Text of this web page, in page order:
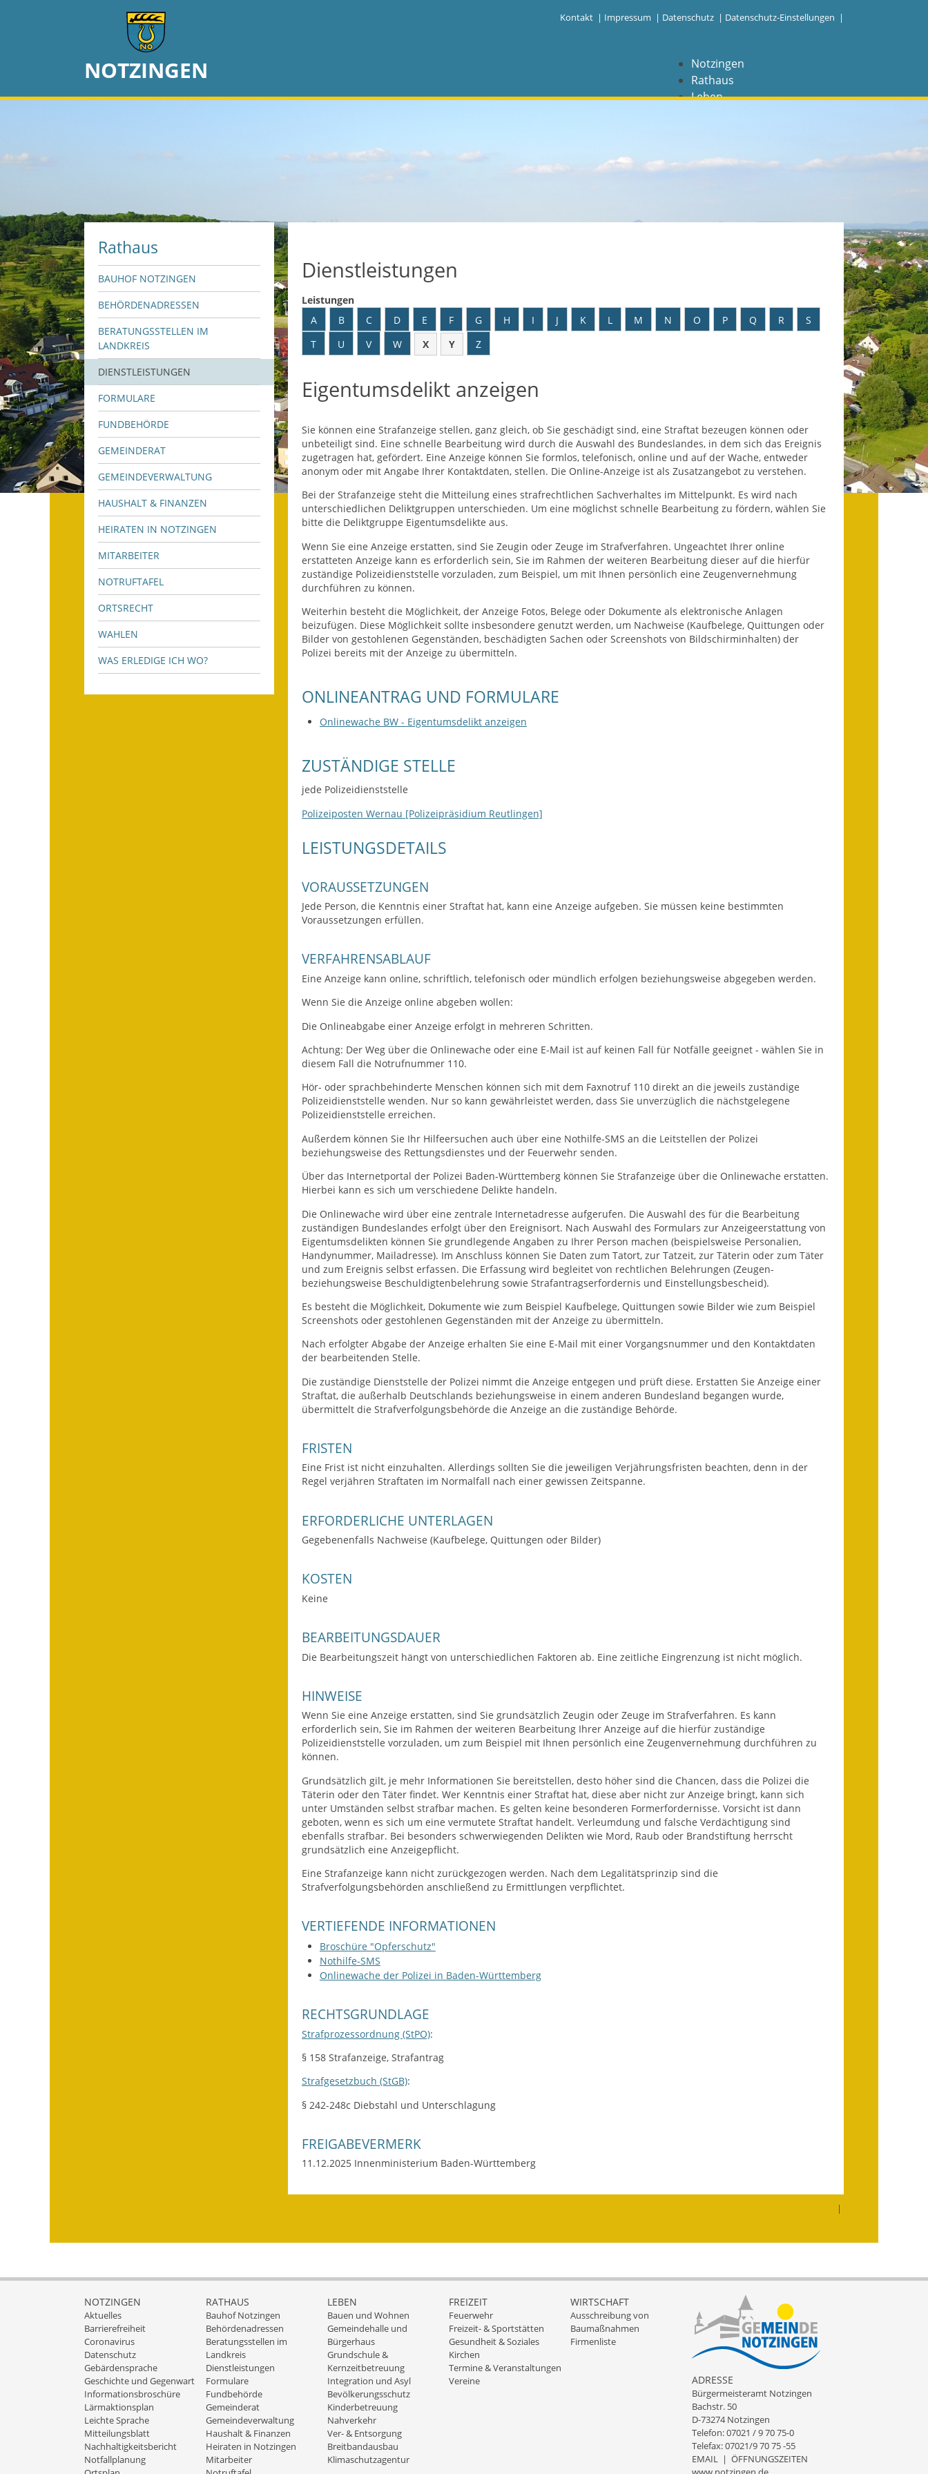
Kontakt | Impressum | Datenschutz | Datenschutz-Einstellungen |
NOTZINGEN
Notzingen
Rathaus
Leben
NAVIGATION
Datenschutz
Geschichte und
Gegenwart
Was die Alten noch
Wagner-Werkstatt
Informationsbroschüre
Lärmaktionsplan
Leichte Sprache
Infos in Leichter Sprache
Umleitungsplan
Stellenausschreibungen
Rathaus
Behördenadressen
Beratungsstellen im
Dienstleistungen
Formulare
Fundbehörde
Gemeinderat
Sitzungsberichte 2015
Sitzungsberichte 2018
Wasserversorgung
Heiraten in Notzingen
Notruftafel
Ortsrecht
Landessanierungsprogramm
Hochwassergefahrenkarte
Gemeindehalle und
Bürgerhaus
Grundschule &
Kernzeitbetreuung
Integration und Asyl
Bevölkerungsschutz
Rathaus
BAUHOF NOTZINGEN
BEHÖRDENADRESSEN
BERATUNGSSTELLEN IM
LANDKREIS
DIENSTLEISTUNGEN
FORMULARE
FUNDBEHÖRDE
GEMEINDERAT
GEMEINDEVERWALTUNG
HAUSHALT & FINANZEN
HEIRATEN IN NOTZINGEN
MITARBEITER
NOTRUFTAFEL
ORTSRECHT
WAHLEN
WAS ERLEDIGE ICH WO?
Dienstleistungen
Leistungen
A
B C D E F G H I J K L M N O P Q R
S
T
U V W X Y Z
Eigentumsdelikt anzeigen
Sie können eine Strafanzeige stellen, ganz gleich, ob Sie geschädigt sind, eine Straftat bezeugen können oder
unbeteiligt sind. Eine schnelle Bearbeitung wird durch die Auswahl des Bundeslandes, in dem sich das Ereignis
zugetragen hat, gefördert. Eine Anzeige können Sie formlos, telefonisch, online und auf der Wache, entweder
anonym oder mit Angabe Ihrer Kontaktdaten, stellen. Die Online-Anzeige ist als Zusatzangebot zu verstehen.
Bei der Strafanzeige steht die Mitteilung eines strafrechtlichen Sachverhaltes im Mittelpunkt. Es wird nach
unterschiedlichen Deliktgruppen unterschieden. Um eine möglichst schnelle Bearbeitung zu fördern, wählen Sie
bitte die Deliktgruppe Eigentumsdelikte aus.
Wenn Sie eine Anzeige erstatten, sind Sie Zeugin oder Zeuge im Strafverfahren. Ungeachtet Ihrer online
erstatteten Anzeige kann es erforderlich sein, Sie im Rahmen der weiteren Bearbeitung dieser auf die hierfür
zuständige Polizeidienststelle vorzuladen, zum Beispiel, um mit Ihnen persönlich eine Zeugenvernehmung
durchführen zu können.
Weiterhin besteht die Möglichkeit, der Anzeige Fotos, Belege oder Dokumente als elektronische Anlagen
beizufügen. Diese Möglichkeit sollte insbesondere genutzt werden, um Nachweise (Kaufbelege, Quittungen oder
Bilder von gestohlenen Gegenständen, beschädigten Sachen oder Screenshots von Bildschirminhalten) der
Polizei bereits mit der Anzeige zu übermitteln.
ONLINEANTRAG UND FORMULARE
Onlinewache BW - Eigentumsdelikt anzeigen
ZUSTÄNDIGE STELLE
jede Polizeidienststelle
Polizeiposten Wernau [Polizeipräsidium Reutlingen]
LEISTUNGSDETAILS
VORAUSSETZUNGEN
Jede Person, die Kenntnis einer Straftat hat, kann eine Anzeige aufgeben. Sie müssen keine bestimmten
Voraussetzungen erfüllen.
VERFAHRENSABLAUF
Eine Anzeige kann online, schriftlich, telefonisch oder mündlich erfolgen beziehungsweise abgegeben werden.
Wenn Sie die Anzeige online abgeben wollen:
Die Onlineabgabe einer Anzeige erfolgt in mehreren Schritten.
Achtung: Der Weg über die Onlinewache oder eine E-Mail ist auf keinen Fall für Notfälle geeignet - wählen Sie in
diesem Fall die Notrufnummer 110.
Hör- oder sprachbehinderte Menschen können sich mit dem Faxnotruf 110 direkt an die jeweils zuständige
Polizeidienststelle wenden. Nur so kann gewährleistet werden, dass Sie unverzüglich die nächstgelegene
Polizeidienststelle erreichen.
Außerdem können Sie Ihr Hilfeersuchen auch über eine Nothilfe-SMS an die Leitstellen der Polizei
beziehungsweise des Rettungsdienstes und der Feuerwehr senden.
Über das Internetportal der Polizei Baden-Württemberg können Sie Strafanzeige über die Onlinewache erstatten.
Hierbei kann es sich um verschiedene Delikte handeln.
Die Onlinewache wird über eine zentrale Internetadresse aufgerufen. Die Auswahl des für die Bearbeitung
zuständigen Bundeslandes erfolgt über den Ereignisort. Nach Auswahl des Formulars zur Anzeigeerstattung von
Eigentumsdelikten können Sie grundlegende Angaben zu Ihrer Person machen (beispielsweise Personalien,
Handynummer, Mailadresse). Im Anschluss können Sie Daten zum Tatort, zur Tatzeit, zur Täterin oder zum Täter
und zum Ereignis selbst erfassen. Die Erfassung wird begleitet von rechtlichen Belehrungen (Zeugen-
beziehungsweise Beschuldigtenbelehrung sowie Strafantragserfordernis und Einstellungsbescheid).
Es besteht die Möglichkeit, Dokumente wie zum Beispiel Kaufbelege, Quittungen sowie Bilder wie zum Beispiel
Screenshots oder gestohlenen Gegenständen mit der Anzeige zu übermitteln.
Nach erfolgter Abgabe der Anzeige erhalten Sie eine E-Mail mit einer Vorgangsnummer und den Kontaktdaten
der bearbeitenden Stelle.
Die zuständige Dienststelle der Polizei nimmt die Anzeige entgegen und prüft diese. Erstatten Sie Anzeige einer
Straftat, die außerhalb Deutschlands beziehungsweise in einem anderen Bundesland begangen wurde,
übermittelt die Strafverfolgungsbehörde die Anzeige an die zuständige Behörde.
FRISTEN
Eine Frist ist nicht einzuhalten. Allerdings sollten Sie die jeweiligen Verjährungsfristen beachten, denn in der
Regel verjähren Straftaten im Normalfall nach einer gewissen Zeitspanne.
ERFORDERLICHE UNTERLAGEN
Gegebenenfalls Nachweise (Kaufbelege, Quittungen oder Bilder)
KOSTEN
Keine
BEARBEITUNGSDAUER
Die Bearbeitungszeit hängt von unterschiedlichen Faktoren ab. Eine zeitliche Eingrenzung ist nicht möglich.
HINWEISE
Wenn Sie eine Anzeige erstatten, sind Sie grundsätzlich Zeugin oder Zeuge im Strafverfahren. Es kann
erforderlich sein, Sie im Rahmen der weiteren Bearbeitung Ihrer Anzeige auf die hierfür zuständige
Polizeidienststelle vorzuladen, um zum Beispiel mit Ihnen persönlich eine Zeugenvernehmung durchführen zu
können.
Grundsätzlich gilt, je mehr Informationen Sie bereitstellen, desto höher sind die Chancen, dass die Polizei die
Täterin oder den Täter findet. Wer Kenntnis einer Straftat hat, diese aber nicht zur Anzeige bringt, kann sich
unter Umständen selbst strafbar machen. Es gelten keine besonderen Formerfordernisse. Vorsicht ist dann
geboten, wenn es sich um eine vermutete Straftat handelt. Verleumdung und falsche Verdächtigung sind
ebenfalls strafbar. Bei besonders schwerwiegenden Delikten wie Mord, Raub oder Brandstiftung herrscht
grundsätzlich eine Anzeigepflicht.
Eine Strafanzeige kann nicht zurückgezogen werden. Nach dem Legalitätsprinzip sind die
Strafverfolgungsbehörden anschließend zu Ermittlungen verpflichtet.
VERTIEFENDE INFORMATIONEN
Broschüre "Opferschutz"
Nothilfe-SMS
Onlinewache der Polizei in Baden-Württemberg
RECHTSGRUNDLAGE
Strafprozessordnung (StPO):
§ 158 Strafanzeige, Strafantrag
Strafgesetzbuch (StGB):
§ 242-248c Diebstahl und Unterschlagung
FREIGABEVERMERK
11.12.2025 Innenministerium Baden-Württemberg
|
NOTZINGEN
Aktuelles
Barrierefreiheit
Coronavirus
Datenschutz
Gebärdensprache
Geschichte und Gegenwart
Informationsbroschüre
Lärmaktionsplan
Leichte Sprache
Mitteilungsblatt
Nachhaltigkeitsbericht
Notfallplanung
RATHAUS
Bauhof Notzingen
Behördenadressen
Beratungsstellen im
Landkreis
Dienstleistungen
Formulare
Fundbehörde
Gemeinderat
Gemeindeverwaltung
Haushalt & Finanzen
Heiraten in Notzingen
Mitarbeiter
LEBEN
Bauen und Wohnen
Gemeindehalle und
Bürgerhaus
Grundschule &
Kernzeitbetreuung
Integration und Asyl
Bevölkerungsschutz
Kinderbetreuung
Nahverkehr
Ver- & Entsorgung
Breitbandausbau
Klimaschutzagentur
FREIZEIT
Feuerwehr
Freizeit- & Sportstätten
Gesundheit & Soziales
Kirchen
Termine & Veranstaltungen
Vereine
WIRTSCHAFT
Ausschreibung von
Baumaßnahmen
Firmenliste
ADRESSE
Bürgermeisteramt Notzingen
Bachstr. 50
D-73274 Notzingen
Telefon: 07021 / 9 70 75-0
Telefax: 07021/9 70 75 -55
EMAIL | ÖFFNUNGSZEITEN